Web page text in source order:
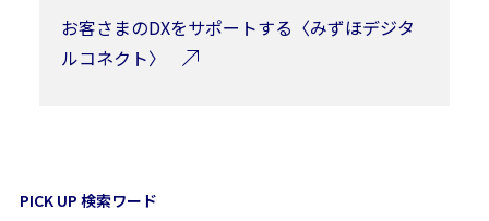
お客さまのDXをサポートする〈みずほデジタ
ルコネクト〉
PICK UP 検索ワード